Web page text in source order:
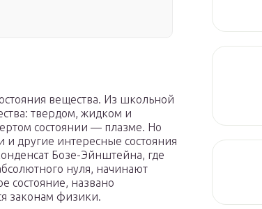
вещества. Из школьной
твердом, жидком и
состоянии — плазме. Но
другие интересные состояния
Бозе-Эйнштейна, где
нуля, начинают
состояние, названо
законам физики.